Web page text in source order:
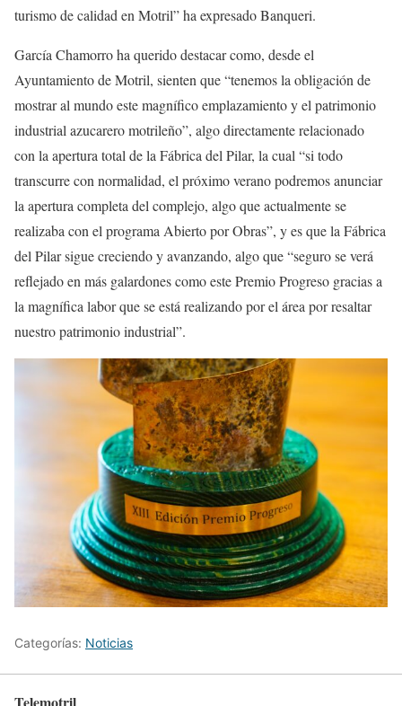
turismo de calidad en Motril” ha expresado Banqueri.
García Chamorro ha querido destacar como, desde el
Ayuntamiento de Motril, sienten que “tenemos la obligación de
mostrar al mundo este magnífico emplazamiento y el patrimonio
industrial azucarero motrileño”, algo directamente relacionado
con la apertura total de la Fábrica del Pilar, la cual “si todo
transcurre con normalidad, el próximo verano podremos anunciar
la apertura completa del complejo, algo que actualmente se
realizaba con el programa Abierto por Obras”, y es que la Fábrica
del Pilar sigue creciendo y avanzando, algo que “seguro se verá
reflejado en más galardones como este Premio Progreso gracias a
la magnífica labor que se está realizando por el área por resaltar
nuestro patrimonio industrial”.
Categorías: Noticias